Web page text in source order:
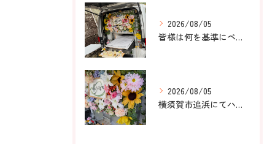
2026/08/05
皆様は何を基準にペット葬儀社を選びますか？
2026/08/05
横須賀市追浜にてハムスターのみかんちゃんのペット火葬のお手伝...